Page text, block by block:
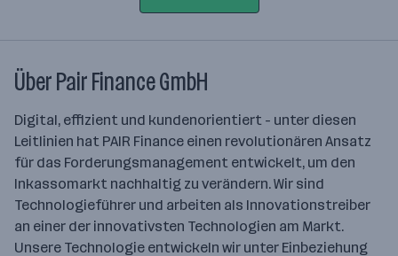
Über Pair Finance GmbH
Digital, effizient und kundenorientiert - unter diesen
Leitlinien hat PAIR Finance einen revolutionären Ansatz
für das Forderungsmanagement entwickelt, um den
Inkassomarkt nachhaltig zu verändern. Wir sind
Technologieführer und arbeiten als Innovationstreiber
an einer der innovativsten Technologien am Markt.
Unsere Technologie entwickeln wir unter Einbeziehung